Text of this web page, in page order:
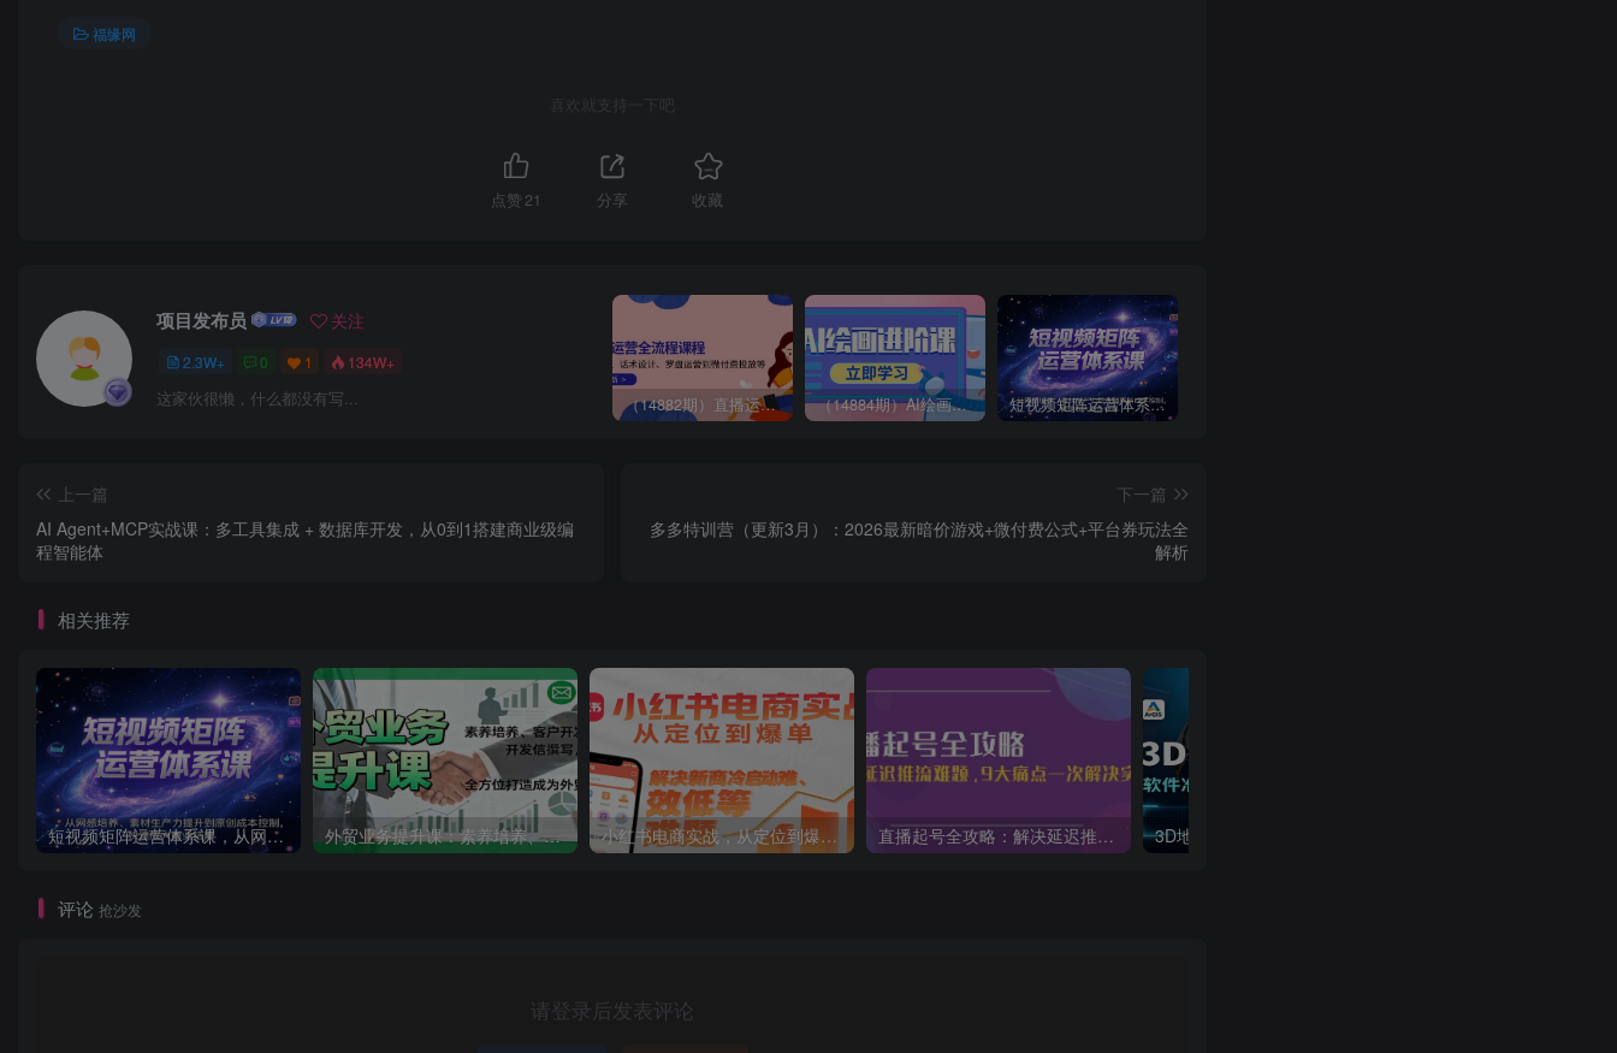
福缘网
喜欢就支持一下吧
点赞21 分享 收藏
项目发布员 关注
2.3W+ 0 1 134W+
这家伙很懒，什么都没有写... （14882期）直播运营全流程课程-5月更新：从起号、话术设计、罗盘运营到微付费投放等 （14884期）AI绘画进阶课，涵盖电商摄影等多领域，PS操作与AI工具使用全面教学 短视频矩阵运营体系课，从网感培养、素材生产力提升到原创成本控制，快速放大商业结果
上一篇
AI Agent+MCP实战课：多工具集成 + 数据库开发，从0到1搭建商业级编
程智能体
下一篇
多多特训营（更新3月）：2026最新暗价游戏+微付费公式+平台券玩法全
解析
相关推荐
短视频矩阵运营体系课，从网感培养、素材生产力提升到原创成本控制，快速放大商业结果 外贸业务提升课：素养培养、客户开发、开发信撰写，全方位打造成为外贸高手 小红书电商实战，从定位到爆单解决新商冷启动难、变现效率低等难题 直播起号全攻略：解决延迟推流难题，9大痛点一次解决实操课
评论 抢沙发
请登录后发表评论